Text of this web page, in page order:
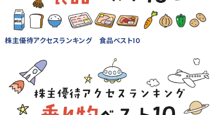
株主優待アクセスランキング 食品ベスト10